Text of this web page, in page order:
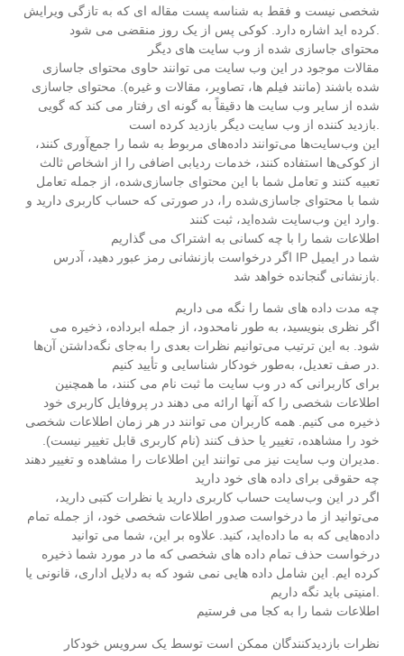
شخصی نیست و فقط به شناسه پست مقاله ای که به تازگی ویرایش
محتوای جاسازی شده از وب سایت های دیگر
مقالات موجود در این وب سایت می توانند حاوی محتوای جاسازی
شده باشند (مانند فیلم ها، تصاویر، مقالات و غیره). محتوای جاسازی
شده از سایر وب سایت ها دقیقاً به گونه ای رفتار می کند که گویی
این وب‌سایت‌ها می‌توانند داده‌های مربوط به شما را جمع‌آوری کنند،
از کوکی‌ها استفاده کنند، خدمات ردیابی اضافی را از اشخاص ثالث
تعبیه کنند و تعامل شما با این محتوای جاسازی‌شده، از جمله تعامل
شما با محتوای جاسازی‌شده را، در صورتی که حساب کاربری دارید و
اطلاعات شما را با چه کسانی به اشتراک می گذاریم
اگر درخواست بازنشانی رمز عبور دهید، آدرس IP شما در ایمیل
چه مدت داده های شما را نگه می داریم
اگر نظری بنویسید، به طور نامحدود، از جمله ابرداده، ذخیره می
شود. به این ترتیب می‌توانیم نظرات بعدی را به‌جای نگه‌داشتن آن‌ها
برای کاربرانی که در وب سایت ما ثبت نام می کنند، ما همچنین
اطلاعات شخصی را که آنها ارائه می دهند در پروفایل کاربری خود
ذخیره می کنیم. همه کاربران می توانند در هر زمان اطلاعات شخصی
خود را مشاهده، تغییر یا حذف کنند (نام کاربری قابل تغییر نیست).
چه حقوقی برای داده های خود دارید
اگر در این وب‌سایت حساب کاربری دارید یا نظرات کتبی دارید،
می‌توانید از ما درخواست صدور اطلاعات شخصی خود، از جمله تمام
داده‌هایی که به ما داده‌اید، کنید. علاوه بر این، شما می توانید
درخواست حذف تمام داده های شخصی که ما در مورد شما ذخیره
کرده ایم. این شامل داده هایی نمی شود که به دلایل اداری، قانونی یا
اطلاعات شما را به کجا می فرستیم
نظرات بازدیدکنندگان ممکن است توسط یک سرویس خودکار